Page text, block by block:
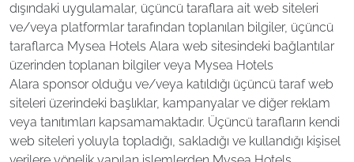
dışındaki uygulamalar, üçüncü taraflara ait web siteleri
ve/veya platformlar tarafından toplanılan bilgiler, üçüncü
taraflarca Mysea Hotels Alara web sitesindeki bağlantılar
üzerinden toplanan bilgiler veya Mysea Hotels
Alara sponsor olduğu ve/veya katıldığı üçüncü taraf web
siteleri üzerindeki başlıklar, kampanyalar ve diğer reklam
veya tanıtımları kapsamamaktadır. Üçüncü tarafların kendi
web siteleri yoluyla topladığı, sakladığı ve kullandığı kişisel